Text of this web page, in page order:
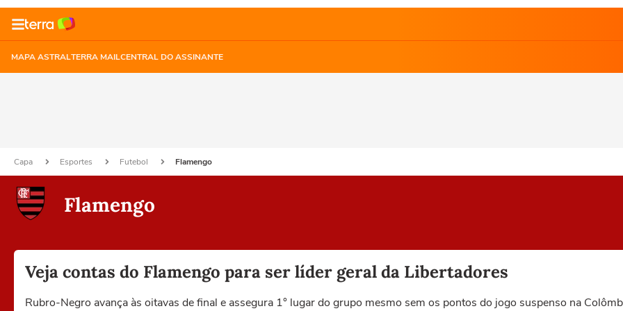
MAPA ASTRALTERRA MAILCENTRAL DO ASSINANTE
Capa Esportes Futebol Flamengo
Flamengo
Veja contas do Flamengo para ser líder geral da Libertadores
Rubro-Negro avança às oitavas de final e assegura 1° lugar do grupo mesmo sem os pontos do jogo suspenso na